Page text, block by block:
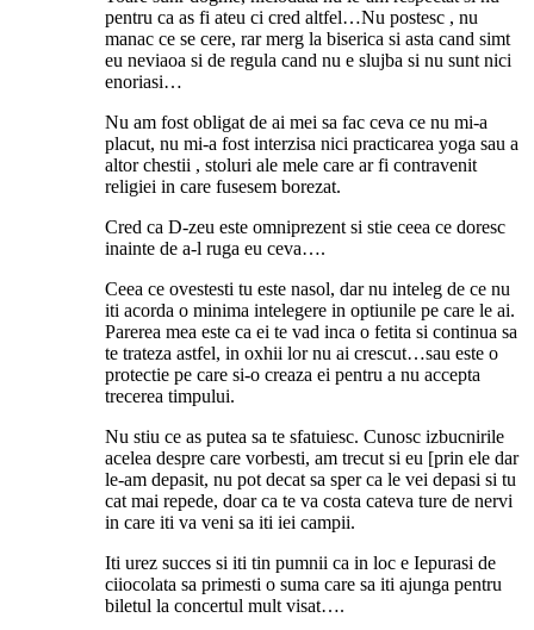
pentru ca as fi ateu ci cred altfel…Nu postesc , nu
manac ce se cere, rar merg la biserica si asta cand simt
eu neviaoa si de regula cand nu e slujba si nu sunt nici
enoriasi…
Nu am fost obligat de ai mei sa fac ceva ce nu mi-a
placut, nu mi-a fost interzisa nici practicarea yoga sau a
altor chestii , stoluri ale mele care ar fi contravenit
religiei in care fusesem borezat.
Cred ca D-zeu este omniprezent si stie ceea ce doresc
inainte de a-l ruga eu ceva….
Ceea ce ovestesti tu este nasol, dar nu inteleg de ce nu
iti acorda o minima intelegere in optiunile pe care le ai.
Parerea mea este ca ei te vad inca o fetita si continua sa
te trateza astfel, in oxhii lor nu ai crescut…sau este o
protectie pe care si-o creaza ei pentru a nu accepta
trecerea timpului.
Nu stiu ce as putea sa te sfatuiesc. Cunosc izbucnirile
acelea despre care vorbesti, am trecut si eu [prin ele dar
le-am depasit, nu pot decat sa sper ca le vei depasi si tu
cat mai repede, doar ca te va costa cateva ture de nervi
in care iti va veni sa iti iei campii.
Iti urez succes si iti tin pumnii ca in loc e Iepurasi de
ciiocolata sa primesti o suma care sa iti ajunga pentru
biletul la concertul mult visat….